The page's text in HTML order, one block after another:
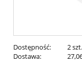
Dostępność:
2 szt.
Dostawa:
Cena nie zawiera